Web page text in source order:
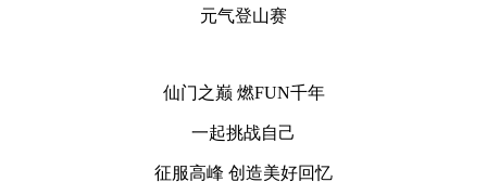
元气登山赛
仙门之巅 燃FUN千年
一起挑战自己
征服高峰 创造美好回忆